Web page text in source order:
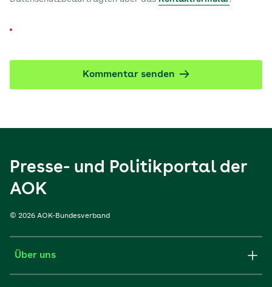
Kommentar senden
Presse- und Politikportal der
AOK
© 2026 AOK-Bundesverband
Über uns